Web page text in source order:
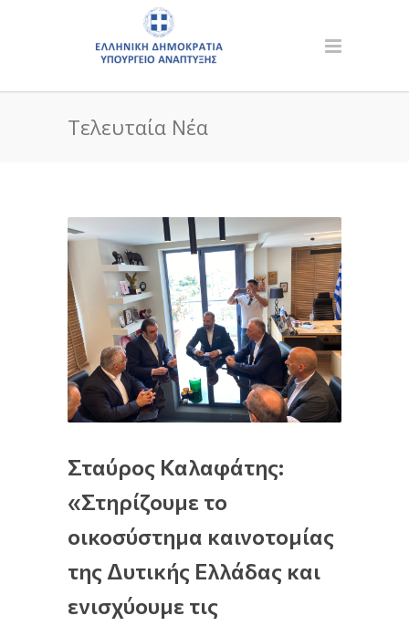
Τελευταία Νέα
Σταύρος Καλαφάτης:
«Στηρίζουμε το
οικοσύστημα καινοτομίας
της Δυτικής Ελλάδας και
ενισχύουμε τις